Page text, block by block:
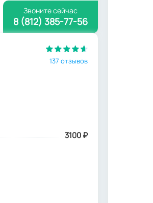
Звоните сейчас
8 (812) 385-77-56
137 отзывов
3100₽